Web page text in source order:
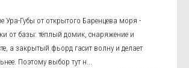
Ура-Губы от открытого Баренцева моря -
от базы: тёплый домик, снаряжение и
а закрытый фьорд гасит волну и делает
Поэтому выбор тут н...